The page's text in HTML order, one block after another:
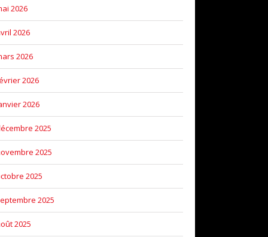
2026
2026
2026
2026
2026
2025
2025
2025
2025
2025